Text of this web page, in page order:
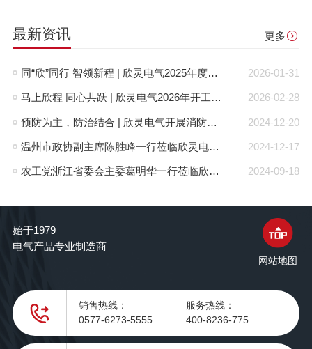
最新资讯 更多
2026-01-31
同“欣”同行 智领新程 | 欣灵电气2025年度表彰总结大会暨新年酒会成功举办！
2026-02-28
马上欣程 同心共跃 | 欣灵电气2026年开工大吉！
2024-12-20
预防为主，防治结合 | 欣灵电气开展消防应急预案演练活动
2024-12-17
温州市政协副主席陈胜峰一行莅临欣灵电气调研指导
2024-09-18
农工党浙江省委会主委葛明华一行莅临欣灵电气考察调研
始于1979
电气产品专业制造商
网站地图
销售热线：
0577-6273-5555
服务热线：
400-8236-775